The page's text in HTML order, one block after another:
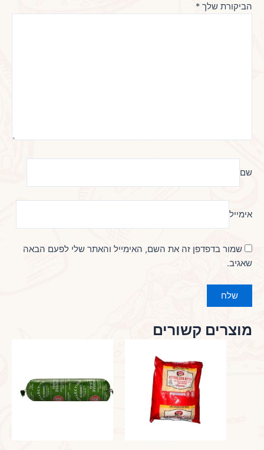
הביקורת שלך *
שם
אימייל
שמור בדפדפן זה את השם, האימייל והאתר שלי לפעם הבאה
שאגיב.
מוצרים קשורים